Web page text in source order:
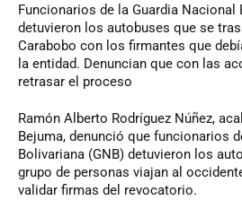
Funcionarios de la Guardia Nacional
detuvieron los autobuses que se
Carabobo con los firmantes que
la entidad. Denuncian que con las
retrasar el proceso
Ramón Alberto Rodríguez Núñez,
Bejuma, denunció que funcionarios
Bolivariana (GNB) detuvieron los
grupo de personas viajan al
validar firmas del revocatorio.